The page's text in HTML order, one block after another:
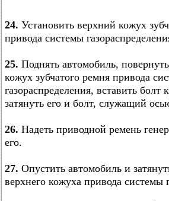
24. Установить верхний кожух
привода системы
25. Поднять автомобиль,
кожух зубчатого ремня привода
газораспределения, вставить болт
затянуть его и болт, служащий
26. Надеть приводной ремень
его.
27. Опустить автомобиль и
верхнего кожуха привода системы